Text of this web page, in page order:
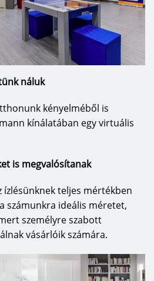
náluk
kényelméből is
kínálatában egy virtuális
is megvalósítanak
ízlésünknek teljes mértékben
számunkra ideális méretet,
személyre szabott
vásárlóik számára.